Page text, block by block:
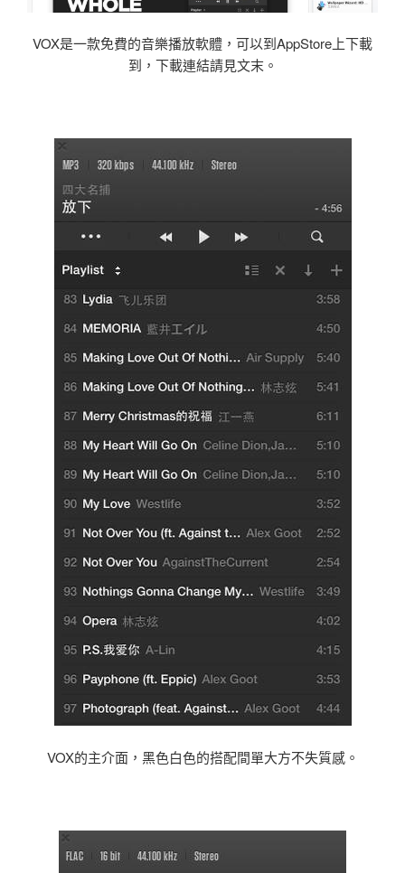
VOX是一款免費的音樂播放軟體，可以到AppStore上下載
到，下載連結請見文末。
VOX的主介面，黑色白色的搭配間單大方不失質感。